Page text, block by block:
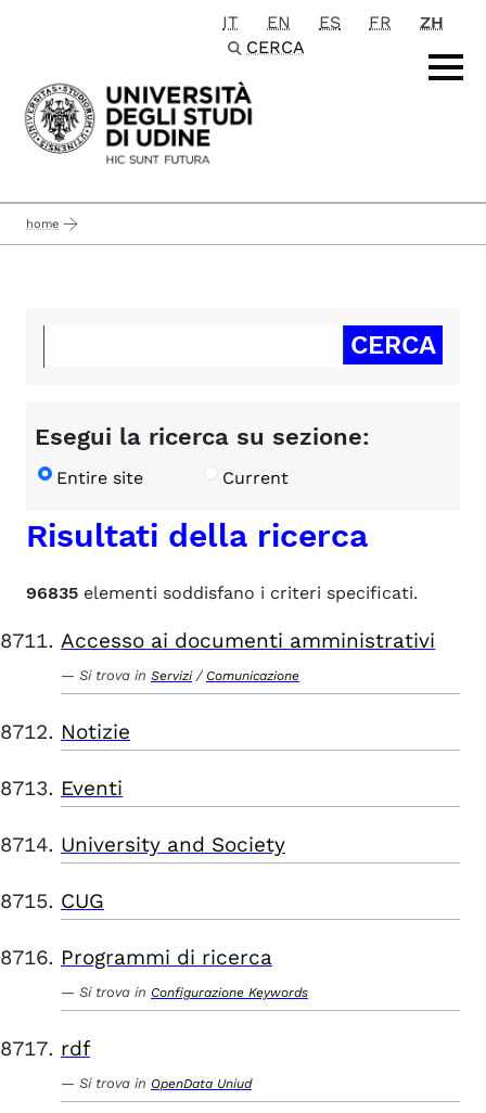
Passa al contenuto principale
IT EN ES FR
ZH
CERCA
home
Esegui la ricerca su sezione:
Entire site Current
Risultati della ricerca
96835 elementi soddisfano i criteri specificati.
Accesso ai documenti amministrativi
Si trova in Servizi / Comunicazione
Notizie
Eventi
University and Society
CUG
Programmi di ricerca
Si trova in Configurazione Keywords
rdf
Si trova in OpenData Uniud